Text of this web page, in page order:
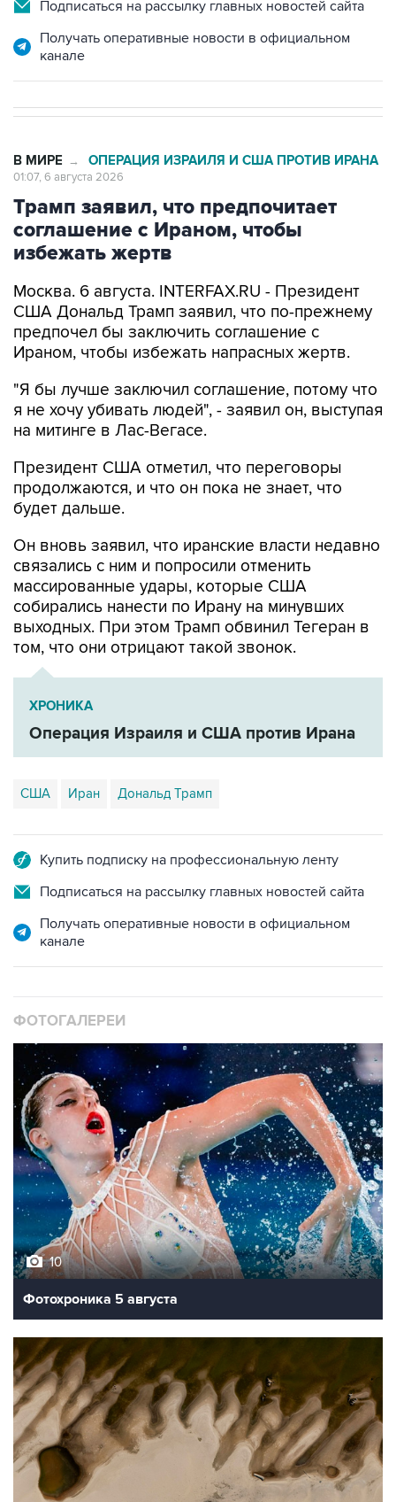
Подписаться на рассылку главных новостей сайта
Получать оперативные новости в официальном
канале
В МИРЕ → ОПЕРАЦИЯ ИЗРАИЛЯ И США ПРОТИВ ИРАНА
01:07, 6 августа 2026
Трамп заявил, что предпочитает
соглашение с Ираном, чтобы
избежать жертв
Москва. 6 августа. INTERFAX.RU - Президент
США Дональд Трамп заявил, что по-прежнему
предпочел бы заключить соглашение с
Ираном, чтобы избежать напрасных жертв.
"Я бы лучше заключил соглашение, потому что
я не хочу убивать людей", - заявил он, выступая
на митинге в Лас-Вегасе.
Президент США отметил, что переговоры
продолжаются, и что он пока не знает, что
будет дальше.
Он вновь заявил, что иранские власти недавно
связались с ним и попросили отменить
массированные удары, которые США
собирались нанести по Ирану на минувших
выходных. При этом Трамп обвинил Тегеран в
том, что они отрицают такой звонок.
ХРОНИКА
Операция Израиля и США против Ирана
США Иран Дональд Трамп
Купить подписку на профессиональную ленту
Подписаться на рассылку главных новостей сайта
Получать оперативные новости в официальном
канале
ФОТОГАЛЕРЕИ
10
Фотохроника 5 августа